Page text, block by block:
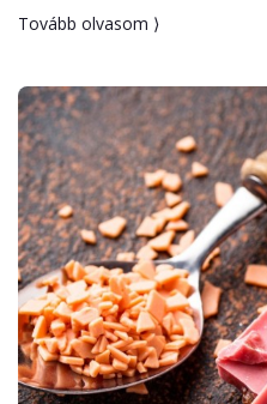
Tovább olvasom ⟩